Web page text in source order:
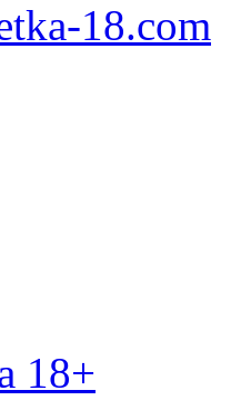
18.com
18+